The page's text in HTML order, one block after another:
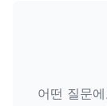
어떤 질문